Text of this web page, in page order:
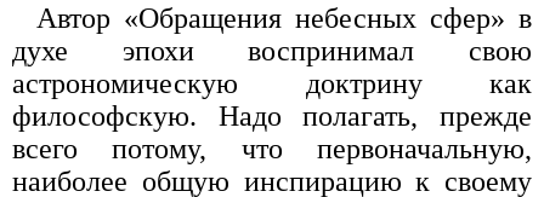
Автор «Обращения небесных сфер» в
духе эпохи воспринимал свою
астрономическую доктрину как
философскую. Надо полагать, прежде
всего потому, что первоначальную,
наиболее общую инспирацию к своему